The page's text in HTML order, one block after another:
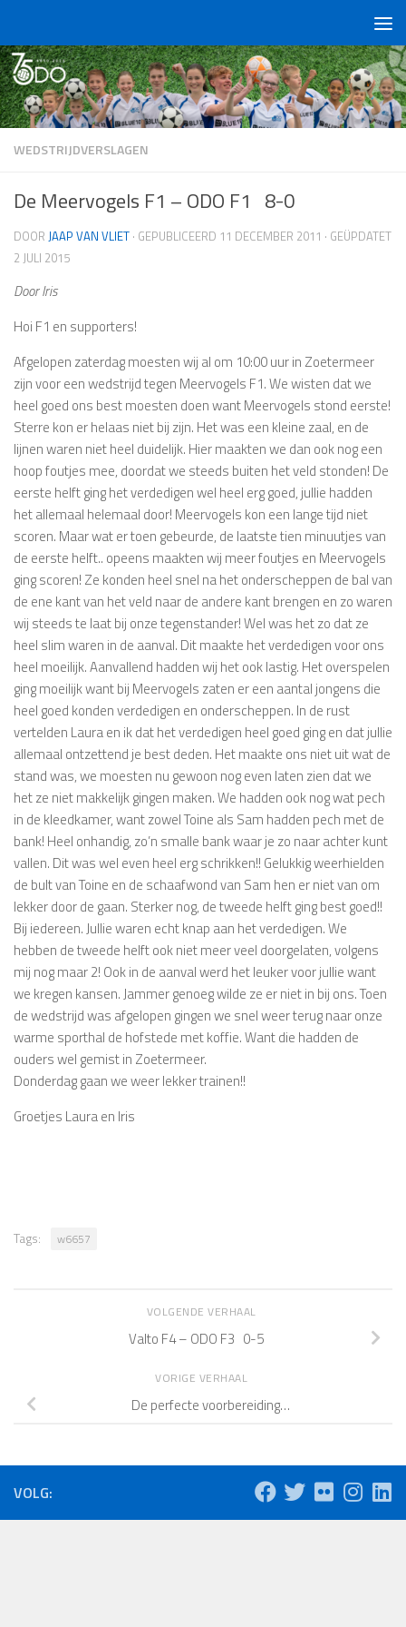
WEDSTRIJDVERSLAGEN
De Meervogels F1 – ODO F1 8-0
DOOR JAAP VAN VLIET · GEPUBLICEERD 11 DECEMBER 2011 · GEÜPDATET
2 JULI 2015
Door Iris
Hoi F1 en supporters!
Afgelopen zaterdag moesten wij al om 10:00 uur in Zoetermeer
zijn voor een wedstrijd tegen Meervogels F1. We wisten dat we
heel goed ons best moesten doen want Meervogels stond eerste!
Sterre kon er helaas niet bij zijn. Het was een kleine zaal, en de
lijnen waren niet heel duidelijk. Hier maakten we dan ook nog een
hoop foutjes mee, doordat we steeds buiten het veld stonden! De
eerste helft ging het verdedigen wel heel erg goed, jullie hadden
het allemaal helemaal door! Meervogels kon een lange tijd niet
scoren. Maar wat er toen gebeurde, de laatste tien minuutjes van
de eerste helft.. opeens maakten wij meer foutjes en Meervogels
ging scoren! Ze konden heel snel na het onderscheppen de bal van
de ene kant van het veld naar de andere kant brengen en zo waren
wij steeds te laat bij onze tegenstander! Wel was het zo dat ze
heel slim waren in de aanval. Dit maakte het verdedigen voor ons
heel moeilijk. Aanvallend hadden wij het ook lastig. Het overspelen
ging moeilijk want bij Meervogels zaten er een aantal jongens die
heel goed konden verdedigen en onderscheppen. In de rust
vertelden Laura en ik dat het verdedigen heel goed ging en dat jullie
allemaal ontzettend je best deden. Het maakte ons niet uit wat de
stand was, we moesten nu gewoon nog even laten zien dat we
het ze niet makkelijk gingen maken. We hadden ook nog wat pech
in de kleedkamer, want zowel Toine als Sam hadden pech met de
bank! Heel onhandig, zo’n smalle bank waar je zo naar achter kunt
vallen. Dit was wel even heel erg schrikken!! Gelukkig weerhielden
de bult van Toine en de schaafwond van Sam hen er niet van om
lekker door de gaan. Sterker nog, de tweede helft ging best goed!!
Bij iedereen. Jullie waren echt knap aan het verdedigen. We
hebben de tweede helft ook niet meer veel doorgelaten, volgens
mij nog maar 2! Ook in de aanval werd het leuker voor jullie want
we kregen kansen. Jammer genoeg wilde ze er niet in bij ons. Toen
de wedstrijd was afgelopen gingen we snel weer terug naar onze
warme sporthal de hofstede met koffie. Want die hadden de
ouders wel gemist in Zoetermeer.
Donderdag gaan we weer lekker trainen!!
Groetjes Laura en Iris
Tags: w6657
VOLGENDE VERHAAL
Valto F4 – ODO F3 0-5
VORIGE VERHAAL
De perfecte voorbereiding…
VOLG: